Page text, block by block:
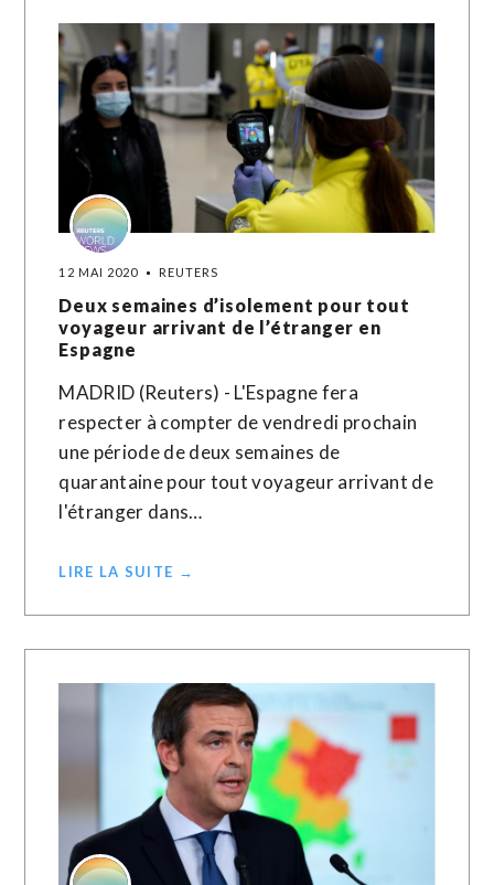
12 MAI 2020 REUTERS
Deux semaines d’isolement pour tout
voyageur arrivant de l’étranger en
Espagne
MADRID (Reuters) - L'Espagne fera
respecter à compter de vendredi prochain
une période de deux semaines de
quarantaine pour tout voyageur arrivant de
l'étranger dans…
LIRE LA SUITE →